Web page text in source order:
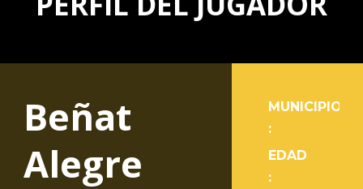
Beñat
Alegre
MUNICIPIO
:
EDAD
: